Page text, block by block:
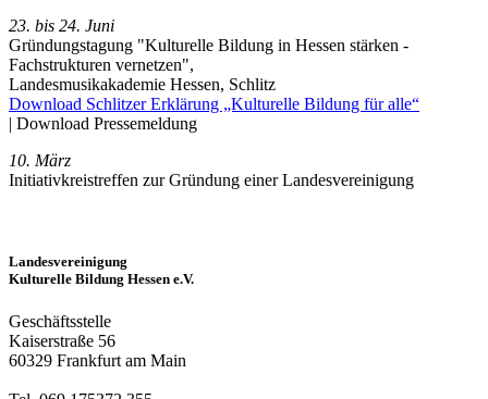
23. bis 24. Juni
Gründungstagung "Kulturelle Bildung in Hessen stärken -
Fachstrukturen vernetzen",
Landesmusikakademie Hessen, Schlitz
Download Schlitzer Erklärung „Kulturelle Bildung für alle“
| Download Pressemeldung
10. März
Initiativkreistreffen zur Gründung einer Landesvereinigung
Landesvereinigung
Kulturelle Bildung Hessen e.V.
Geschäftsstelle
Kaiserstraße 56
60329 Frankfurt am Main